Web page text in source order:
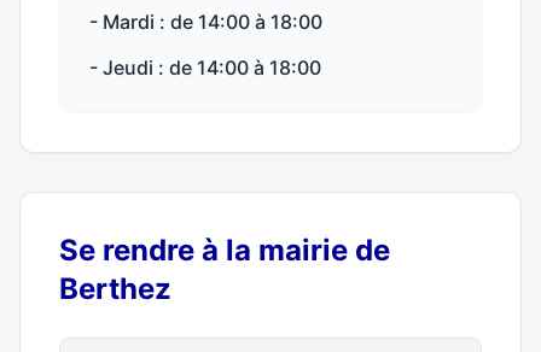
- Mardi : de 14:00 à 18:00
- Jeudi : de 14:00 à 18:00
Se rendre à la mairie de
Berthez